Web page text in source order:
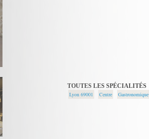
TOUTES LES SPÉCIALITÉS
Lyon 69001
Centre Gastronomique